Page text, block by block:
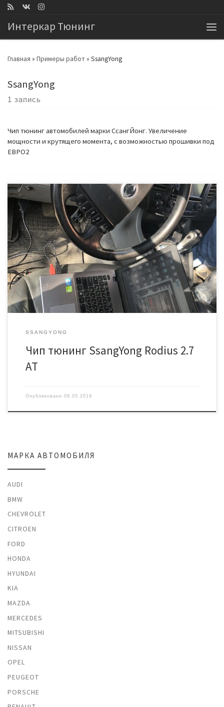
Интеркар Тюнинг
Главная » Примеры работ» SsangYong
SsangYong
1 запись
Чип тюнинг автомобилей марки СсангЙонг. Увеличение
мощности и крутящего момента, с возможностью прошивки под
ЕВРО2
Владелец данного автомобиля самостоятельно заглушил EGR.
Диагностика показала единственную ошибку P0400
(Неисправность в системе рециркуляции выхлопных газов) Далее
делаем идентификацию блока управления двигателем.
Подключаем оборудование для чип тюнинга и получаем ID ЭБУ
Deldpi DCM3.2 HW: 28061716FDSV SW: HCC74A01 Далее считываем
оригинальную прошивку и калибруем её. Полноценно отключаем
систему EGR и […]
SSANGYONG
Чип тюнинг SsangYong Rodius 2.7
AT
Опубликовано 08.05.2019
МАРКА АВТОМОБИЛЯ
AUDI
BMW
CHEVROLET
CITROEN
FORD
HONDA
HYUNDAI
KIA
MAZDA
MERCEDES
MITSUBISHI
NISSAN
OPEL
PEUGEOT
PORSCHE